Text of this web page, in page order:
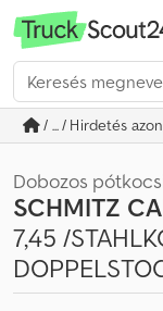
/ ... / Hirdetés
Dobozos
SCHMITZ
7,45 /